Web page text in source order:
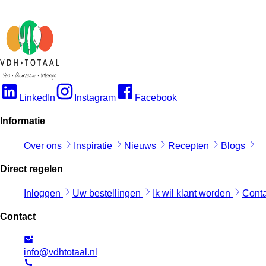
LinkedIn Instagram Facebook
Informatie
Over ons Inspiratie Nieuws Recepten Blogs
Direct regelen
Inloggen Uw bestellingen Ik wil klant worden
Contact
info@vdhtotaal.nl